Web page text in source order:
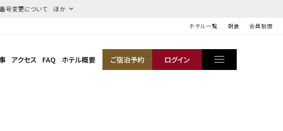
番号変更について ほか
ホテル一覧 朝食 会員制度
アクセス FAQ ホテル概要 ご宿泊予約 ログイン